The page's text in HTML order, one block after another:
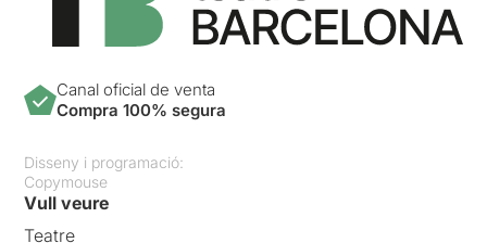
Canal oficial de venta
Compra 100% segura
Disseny i programació:
Copymouse
Vull veure
Teatre